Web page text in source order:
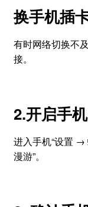
换手机插
有时网络切换不
接。
2.开启手
进入手机“设置 →
漫游”。